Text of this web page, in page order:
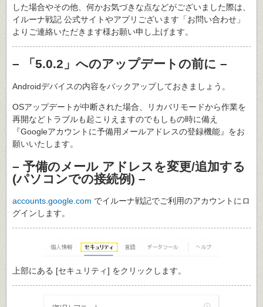
した場合やその他、何かお気づきな点などがございました際は、
イルーナ戦記 公式サイトやアプリございます「お問い合わせ」
よりご連絡いただきます様お願い申し上げます。
– 「5.0.2」へのアップデートの前に –
Androidデバイスの内容をバックアップしておきましょう。
OSアップデートが中断された場合、リカバリモードから作業を
再開などトラブルも起こりえますのでもしもの時に備え
『Googleアカウントに予備用メールアドレスの登録機能』をお
願いいたします。
– 予備のメール アドレスを変更/追加する
(パソコンでの接続例) –
accounts.google.com でイルーナ戦記でご利用のアカウントにロ
グインします。
上部にある [セキュリティ] をクリックします。